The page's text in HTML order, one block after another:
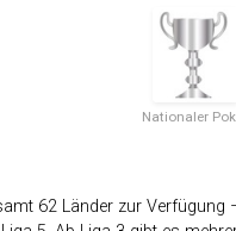
Nationaler
62 Länder zur